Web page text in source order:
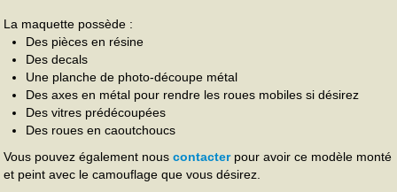
La maquette possède :
Des pièces en résine
Des decals
Une planche de photo-découpe métal
Des axes en métal pour rendre les roues mobiles si désirez
Des vitres prédécoupées
Des roues en caoutchoucs
Vous pouvez également nous contacterpour avoir ce modèle monté
et peint avec le camouflage que vous désirez.